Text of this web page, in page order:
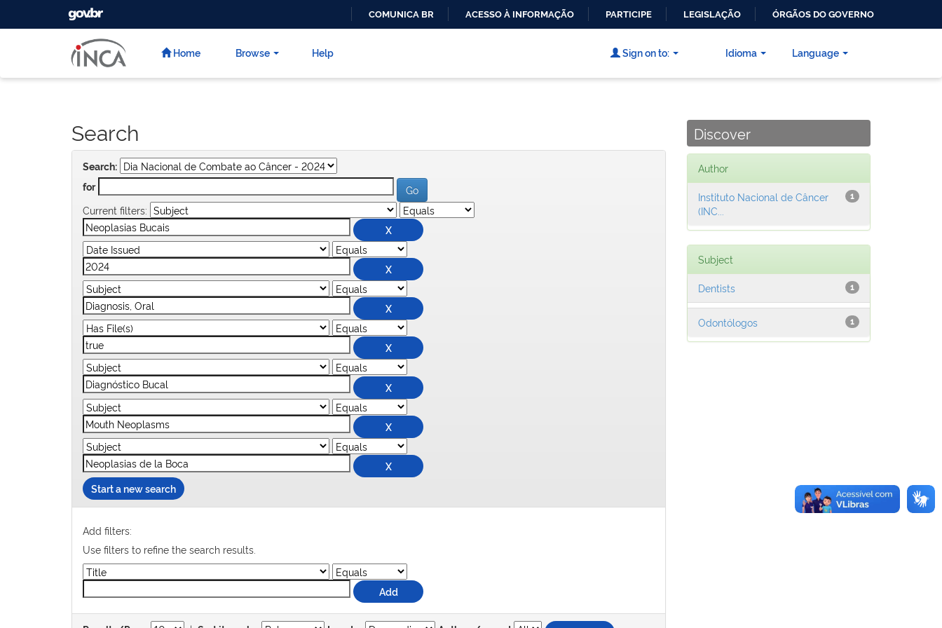
CONTEÚDO
GOVBR
COMUNICA BR ACESSO À INFORMAÇÃO PARTICIPE LEGISLAÇÃO ÓRGÃOS DO GOVERNO
Home Browse Help Language
Sign on to: Idioma
Search
Search:
for
Current filters:
Start a new search
Add filters:
Use filters to refine the search results.
Discover
Author
1
Instituto Nacional de Câncer
(INC...
Subject
1
Dentists
1
Odontólogos